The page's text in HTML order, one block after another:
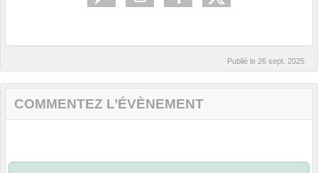
Publié le 26 sept. 2025
COMMENTEZ L’ÉVÈNEMENT